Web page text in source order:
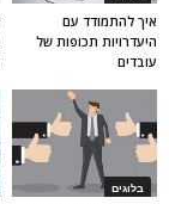
איך להתמודד עם
היעדרויות תכופות של
עובדים
בלוגים